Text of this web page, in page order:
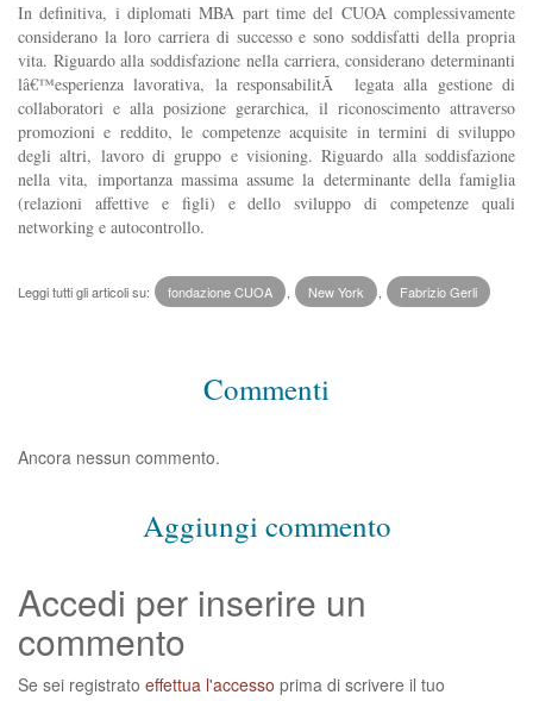
In definitiva, i diplomati MBA part time del CUOA complessivamente
considerano la loro carriera di successo e sono soddisfatti della propria
vita. Riguardo alla soddisfazione nella carriera, considerano determinanti
lâ€™esperienza lavorativa, la responsabilitÃ legata alla gestione di
collaboratori e alla posizione gerarchica, il riconoscimento attraverso
promozioni e reddito, le competenze acquisite in termini di sviluppo
degli altri, lavoro di gruppo e visioning. Riguardo alla soddisfazione
nella vita, importanza massima assume la determinante della famiglia
(relazioni affettive e figli) e dello sviluppo di competenze quali
networking e autocontrollo.
Leggi tutti gli articoli su: fondazione CUOA New York Fabrizio Gerli
Commenti
Ancora nessun commento.
Aggiungi commento
Accedi per inserire un
commento
Se sei registrato effettua l'accesso prima di scrivere il tuo